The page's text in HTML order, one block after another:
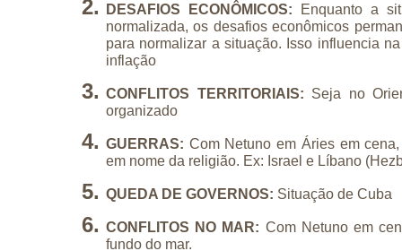
DESAFIOS ECONÔMICOS:
Enquanto a
normalizada, os desafios econômicos
para normalizar a situação. Isso influencia
inflação
CONFLITOS TERRITORIAIS: Seja no
organizado
GUERRAS: Com Netuno em Áries em
em nome da religião. Ex: Israel e Líbano
QUEDA DE GOVERNOS: Situação de Cuba
CONFLITOS NO MAR: Com Netuno em
fundo do mar.